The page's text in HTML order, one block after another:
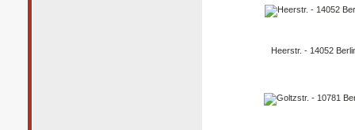
Heerstr. - 14052